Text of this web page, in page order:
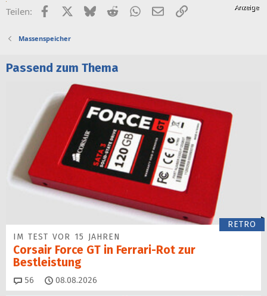
Teilen: FacebookX (Twitter)
BlueskyRedditWhatsApp
E-MailLink
Massenspeicher
Passend zum Thema
RETRO
IM TEST VOR 15 JAHREN
Corsair Force GT in Ferrari-Rot zur
Bestleistung
56 Kommentare
08.08.2026